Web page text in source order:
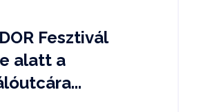
Fesztivál
alatt a